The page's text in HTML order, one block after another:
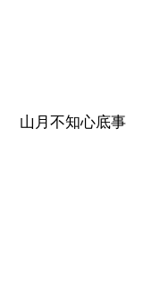
山月不知心底事